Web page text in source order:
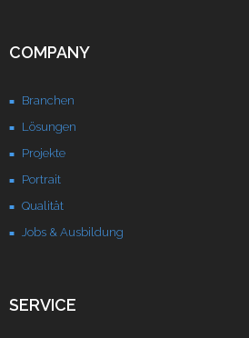
Lösungen
Projekte
Kontakt
COMPANY
Branchen
Lösungen
Projekte
Portrait
Qualität
Jobs & Ausbildung
SERVICE